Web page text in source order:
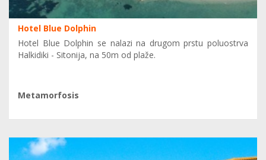
Hotel Blue Dolphin
Hotel Blue Dolphin se nalazi na drugom prstu poluostrva
Halkidiki - Sitonija, na 50m od plaže.
Metamorfosis